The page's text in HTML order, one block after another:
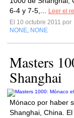
6-4 y 7-5,...
Leer el
El 10 octubre 2011 por
NONE NONE
Masters
Shanghai
Mónaco por haber
Shanghai, China.